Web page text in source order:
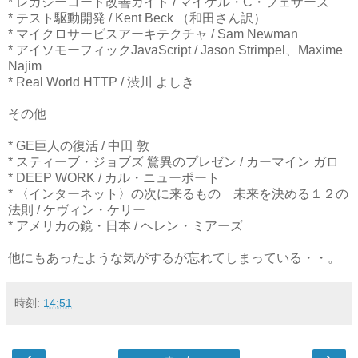
* テスト駆動開発 / Kent Beck （和田さん訳）
* マイクロサービスアーキテクチャ / Sam Newman
* アイソモーフィックJavaScript / Jason Strimpel、Maxime
Najim
* Real World HTTP / 渋川 よしき
その他
* GE巨人の復活 / 中田 敦
* スティーブ・ジョブズ 驚異のプレゼン / カーマイン ガロ
* DEEP WORK / カル・ニューポート
* 〈インターネット〉の次に来るもの 未来を決める１２の
法則 / ケヴィン・ケリー
* アメリカの鏡・日本 / ヘレン・ミアーズ
他にもあったような気がするが忘れてしまっている・・。
時刻: 14:51